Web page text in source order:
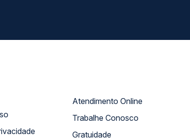
de uso
privacidade
Atendimento Online
Trabalhe Conosco
Gratuidade